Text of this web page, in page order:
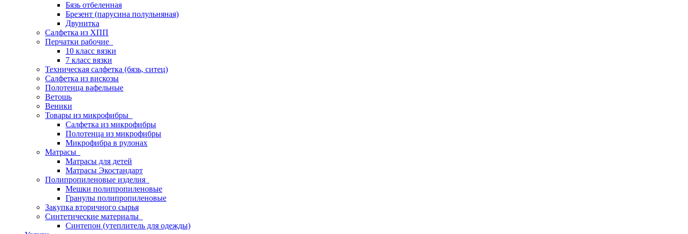
Бязь отбеленная
Брезент (парусина полульняная)
Двунитка
Салфетка из ХПП
Перчатки рабочие
10 класс вязки
7 класс вязки
Техническая салфетка (бязь, ситец)
Салфетка из вискозы
Полотенца вафельные
Ветошь
Веники
Товары из микрофибры
Салфетка из микрофибры
Полотенца из микрофибры
Микрофибра в рулонах
Матрасы
Матрасы для детей
Матрасы Экостандарт
Полипропиленовые изделия
Мешки полипропиленовые
Гранулы полипропиленовые
Закупка вторичного сырья
Синтетические материалы
Синтепон (утеплитель для одежды)